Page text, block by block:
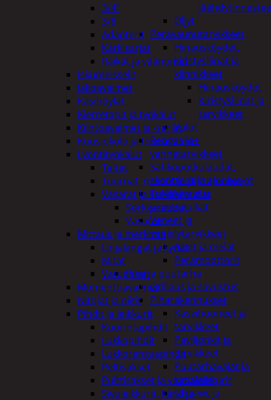
Öljyt
Perävaunutarvikkeet
Hinausköydet,
kiristysliinat ja
kiinnikkeet
Hinausköydet
Kiristysliinat ja
tarvikkeet
Valot
Rengas ja -
vannetarvikkeet
Sähköpotkulaudat,
skootterit ja ajoneuvot
Tukkikärryt ja
juontopulkat
Veneet ja
veneilytarvikkeet
Airot ja melat
Perämoottorit
Piha ja puutarha
Grillaus ja savustus
Piharakennukset
Kasvihuoneet ja
tarvikkeet
Paviljonkit ja
tarvikkeet
Puutarhavajat ja
katokset
Ulko-wc ja
3/4"
3/8
Adapterit
Kärkisarjat
Räikät ja vääntimet
Iskumeisselit
Jakoavaimet
Käsihöylät
Kierretapit ja työkalut
Kiintoavaimet ja -sarjat
Kuusiokolo ja torx-avaimet
Lyöntityökalut
Taltat
Tuurnat, meistit ja piirtopuikot
Vasarat ja sorkkaraudat
Sorkkaraudat
Vasarat
Mittaus ja merkintä
Linjalangat ja kynät
Mitat
Vatupassit
Momenttiavaimet
Nitojat ja niitit
Pihdit ja leikkurit
Kuorintapihdit
Lukkopihdit
Lukkorengaspihdit
Peltisakset
Pulttisakset ja voimaleikkurit
Sivuleikkurit, kärki ja-